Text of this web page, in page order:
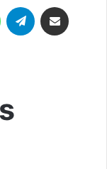
WhatsAppTelegram